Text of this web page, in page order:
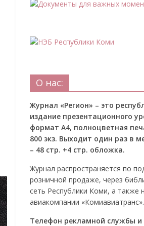
О нас:
Журнал «Регион» – это
издание презентационного
формат А4, полноцветная
800 экз. Выходит один раз в
– 48 стр. +4 стр. обложка.
Журнал распространяется по
розничной продаже, через
сеть Республики Коми, а также
авиакомпании «Комиавиатранс».
Телефон рекламной службы и